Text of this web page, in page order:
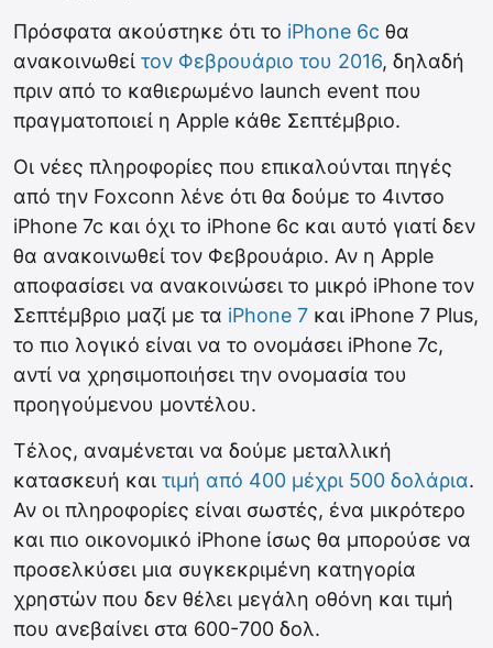
Πρόσφατα ακούστηκε ότι το iPhone 6c θα
ανακοινωθεί τον Φεβρουάριο του 2016, δηλαδή
πριν από το καθιερωμένο launch event που
πραγματοποιεί η Apple κάθε Σεπτέμβριο.
Οι νέες πληροφορίες που επικαλούνται πηγές
από την Foxconn λένε ότι θα δούμε το 4ιντσο
iPhone 7c και όχι το iPhone 6c και αυτό γιατί δεν
θα ανακοινωθεί τον Φεβρουάριο. Αν η Apple
αποφασίσει να ανακοινώσει το μικρό iPhone τον
Σεπτέμβριο μαζί με τα iPhone 7 και iPhone 7 Plus,
το πιο λογικό είναι να το ονομάσει iPhone 7c,
αντί να χρησιμοποιήσει την ονομασία του
προηγούμενου μοντέλου.
Τέλος, αναμένεται να δούμε μεταλλική
κατασκευή και τιμή από 400 μέχρι 500 δολάρια.
Αν οι πληροφορίες είναι σωστές, ένα μικρότερο
και πιο οικονομικό iPhone ίσως θα μπορούσε να
προσελκύσει μια συγκεκριμένη κατηγορία
χρηστών που δεν θέλει μεγάλη οθόνη και τιμή
που ανεβαίνει στα 600-700 δολ.